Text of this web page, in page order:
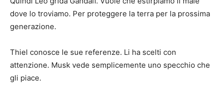
dove lo troviamo. Per proteggere la terra per la prossima
generazione.
Thiel conosce le sue referenze. Li ha scelti con
attenzione. Musk vede semplicemente uno specchio che
gli piace.